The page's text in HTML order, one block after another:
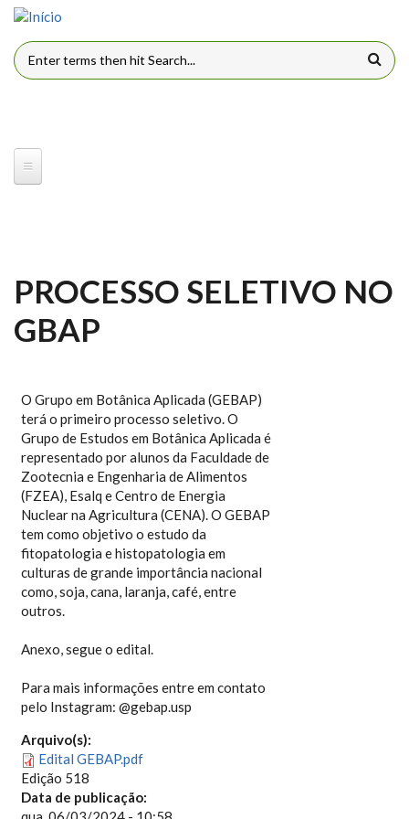
Pular para o conteúdo principal
FORMULÁRIO DE BUSCA
PROCESSO SELETIVO NO
GBAP
O Grupo em Botânica Aplicada (GEBAP)
terá o primeiro processo seletivo. O
Grupo de Estudos em Botânica Aplicada é
representado por alunos da Faculdade de
Zootecnia e Engenharia de Alimentos
(FZEA), Esalq e Centro de Energia
Nuclear na Agricultura (CENA). O GEBAP
tem como objetivo o estudo da
fitopatologia e histopatologia em
culturas de grande importância nacional
como, soja, cana, laranja, café, entre
outros.
Anexo, segue o edital.
Para mais informações entre em contato
pelo Instagram: @gebap.usp
Arquivo(s):
Edital GEBAP.pdf
Edição 518
Data de publicação: